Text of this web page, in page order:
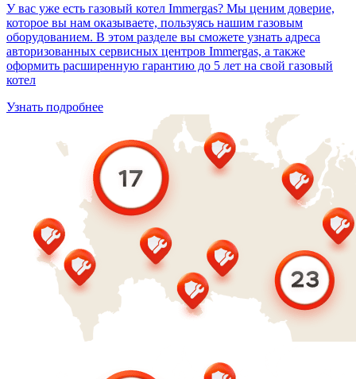
У вас уже есть газовый котел Immergas? Мы ценим доверие,
которое вы нам оказываете, пользуясь нашим газовым
оборудованием. В этом разделе вы сможете узнать адреса
авторизованных сервисных центров Immergas, а также
оформить расширенную гарантию до 5 лет на свой газовый
котел
Узнать подробнее